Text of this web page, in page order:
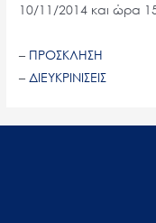
10/11/2014 και ώρα
– ΠΡΟΣΚΛΗΣΗ
–ΔΙΕΥΚΡΙΝΙΣΕΙΣ